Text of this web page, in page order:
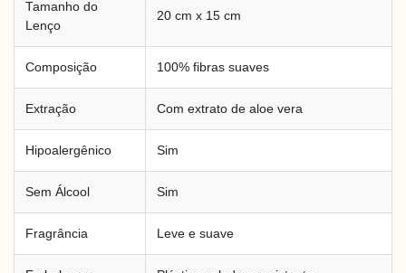
Tamanho do
Lenço
20 cm x 15 cm
Composição 100% fibras suaves
Extração Com extrato de aloe vera
Hipoalergênico Sim
Sem Álcool Sim
Fragrância Leve e suave